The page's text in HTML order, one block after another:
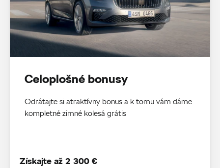
Celoplošné bonusy
Odrátajte si atraktívny bonus a k tomu vám dáme
kompletné zimné kolesá grátis
Získajte až 2 300 €